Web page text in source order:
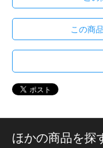
この商
ほかの商品を探